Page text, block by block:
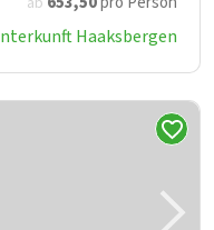
Haaksbergen